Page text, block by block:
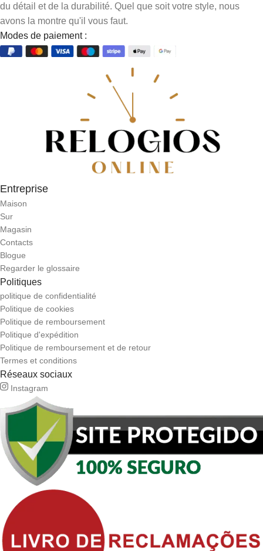
du détail et de la durabilité. Quel que soit votre style, nous
avons la montre qu'il vous faut.
Modes de paiement :
Entreprise
Maison
Sur
Magasin
Contacts
Blogue
Regarder le glossaire
Politiques
politique de confidentialité
Politique de cookies
Politique de remboursement
Politique d'expédition
Politique de remboursement et de retour
Termes et conditions
Réseaux sociaux
Instagram